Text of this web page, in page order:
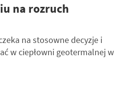
na rozruch
na stosowne decyzje i
w ciepłowni geotermalnej w